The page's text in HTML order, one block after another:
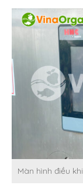
Màn hình điều